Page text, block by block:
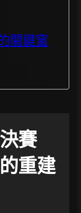
關鍵窗
賽
重建